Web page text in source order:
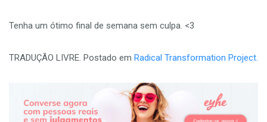
Tenha um ótimo final de semana sem culpa. <3
TRADUÇÃO LIVRE. Postado em Radical Transformation Project.